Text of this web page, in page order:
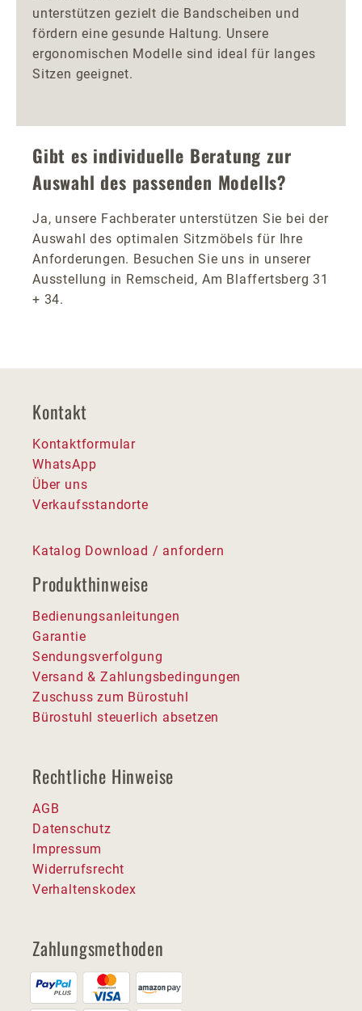
unterstützen gezielt die Bandscheiben und
fördern eine gesunde Haltung. Unsere
ergonomischen Modelle sind ideal für langes
Sitzen geeignet.
Gibt es individuelle Beratung zur
Auswahl des passenden Modells?
Ja, unsere Fachberater unterstützen Sie bei der
Auswahl des optimalen Sitzmöbels für Ihre
Anforderungen. Besuchen Sie uns in unserer
Ausstellung in Remscheid, Am Blaffertsberg 31
+ 34.
Kontakt
Kontaktformular
WhatsApp
Über uns
Verkaufsstandorte
Katalog Download / anfordern
Produkthinweise
Bedienungsanleitungen
Garantie
Sendungsverfolgung
Versand & Zahlungsbedingungen
Zuschuss zum Bürostuhl
Bürostuhl steuerlich absetzen
Rechtliche Hinweise
AGB
Datenschutz
Impressum
Widerrufsrecht
Verhaltenskodex
Zahlungsmethoden